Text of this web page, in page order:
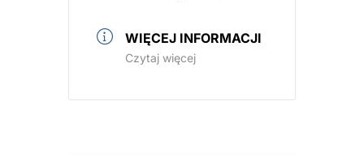
WIĘCEJ INFORMACJI
Czytaj więcej